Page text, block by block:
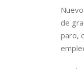
de
paro,